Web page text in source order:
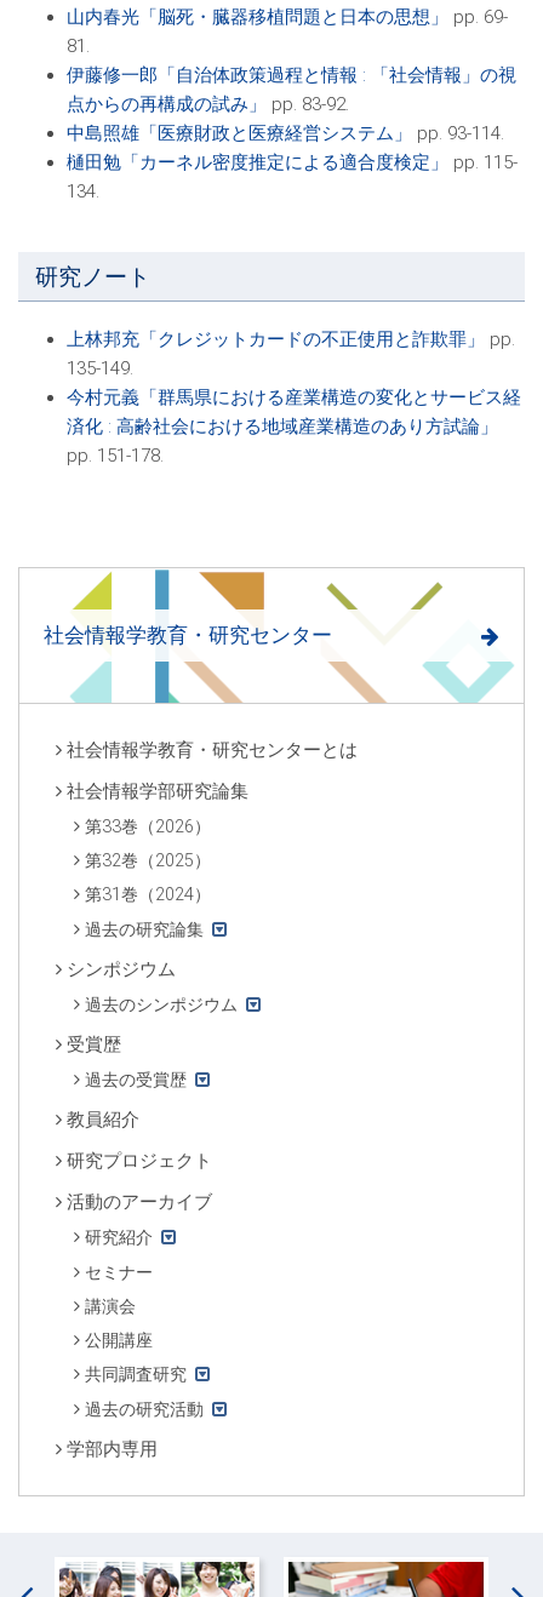
山内春光「脳死・臓器移植問題と日本の思想」
pp. 69-
81.
伊藤修一郎「自治体政策過程と情報 : 「社会情報」の視
点からの再構成の試み」
pp. 83-92.
中島照雄「医療財政と医療経営システム」
pp. 93-114.
樋田勉「カーネル密度推定による適合度検定」
pp. 115-
134.
研究ノート
上林邦充「クレジットカードの不正使用と詐欺罪」
pp.
135-149.
今村元義「群馬県における産業構造の変化とサービス経
済化 : 高齢社会における地域産業構造のあり方試論」
pp. 151-178.
社会情報学教育・研究センター
社会情報学教育・研究センターとは
社会情報学部研究論集
第33巻（2026）
第32巻（2025）
第31巻（2024）
過去の研究論集
シンポジウム
過去のシンポジウム
受賞歴
過去の受賞歴
教員紹介
研究プロジェクト
活動のアーカイブ
研究紹介
セミナー
講演会
公開講座
共同調査研究
過去の研究活動
学部内専用